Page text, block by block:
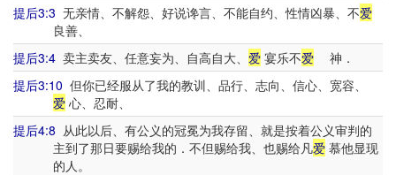
提后3:3 无亲情、不解怨、好说谗言、不能自约、性情凶暴、不爱
良善、
提后3:4 卖主卖友、任意妄为、自高自大、 爱 宴乐不爱 神．
提后3:10 但你已经服从了我的教训、品行、志向、信心、宽容、
爱心、忍耐、
提后4:8 从此以后、有公义的冠冕为我存留、就是按着公义审判的
主到了那日要赐给我的．不但赐给我、也赐给凡爱慕他显现
的人。